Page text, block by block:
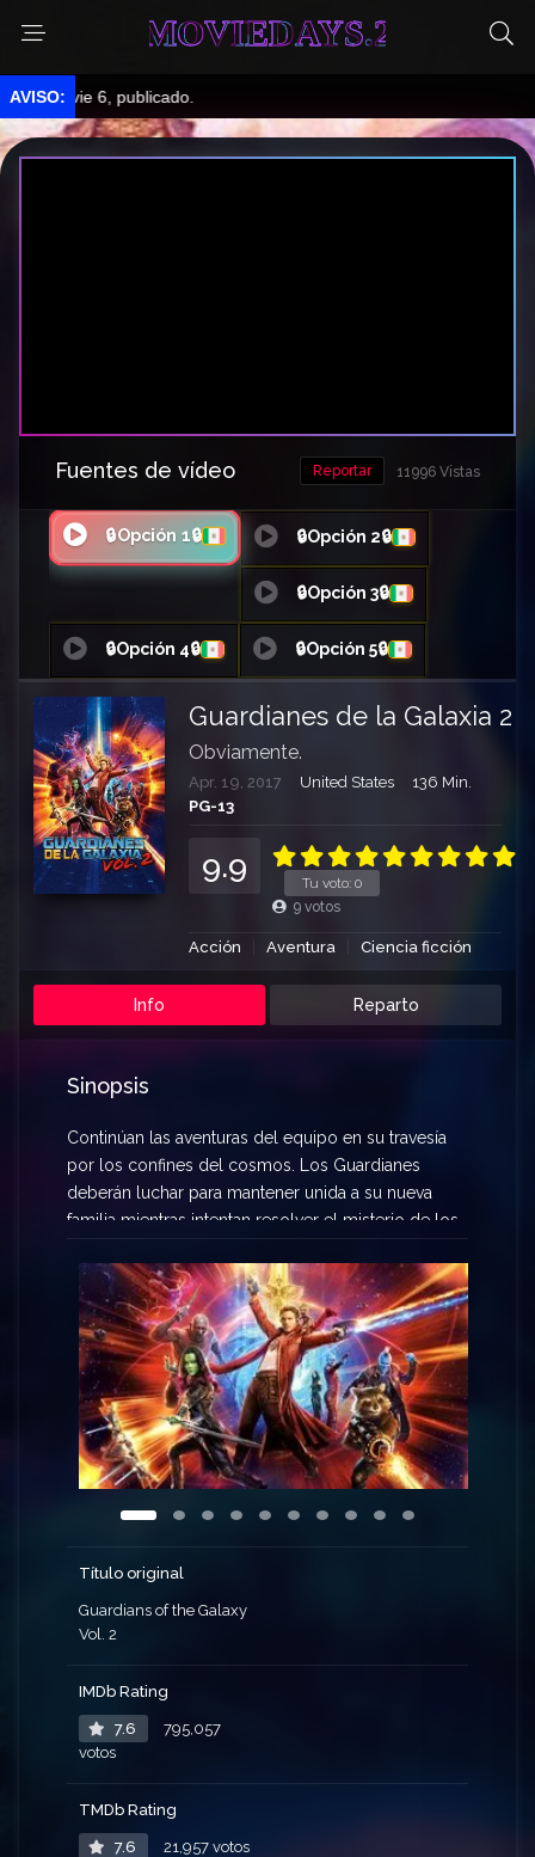
MOVIEDAYS.2
6, publicado.
Fuentes de vídeo 11996 Vistas
Reportar
🔒Opción 1🔒 🔒Opción 2🔒
🔒Opción 3🔒
🔒Opción 4🔒 🔒Opción 5🔒
Guardianes de la Galaxia 2
Obviamente.
Apr. 19, 2017 United States
136 Min.
PG-13
Tu voto: 0
9.9
9 votos
Acción Aventura Ciencia ficción
Info Reparto
Sinopsis
Continúan las aventuras del equipo en su travesía
por los confines del cosmos. Los Guardianes
deberán luchar para mantener unida a su nueva
familia mientras intentan resolver el misterio de los
se convertirán en nuevos aliados, y queridos
personajes de los cómics clásicos acudirán en
ayuda de nuestros héroes a medida que el
Universo Cinematográfico de Marvel continúa
expandiéndose.
Título original
Guardians of the Galaxy
Vol. 2
IMDb Rating
7.6
795,057
votos
TMDb Rating
7.6 21,957 votos